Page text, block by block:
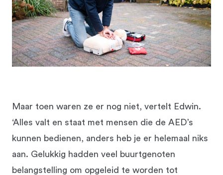
Maar toen waren ze er nog niet, vertelt Edwin.
‘Alles valt en staat met mensen die de AED’s
kunnen bedienen, anders heb je er helemaal niks
aan. Gelukkig hadden veel buurtgenoten
belangstelling om opgeleid te worden tot